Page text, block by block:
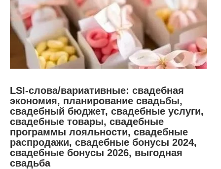
LSI-слова/вариативные: свадебная
экономия, планирование свадьбы,
свадебный бюджет, свадебные услуги,
свадебные товары, свадебные
программы лояльности, свадебные
распродажи, свадебные бонусы 2024,
свадебные бонусы 2026, выгодная
свадьба